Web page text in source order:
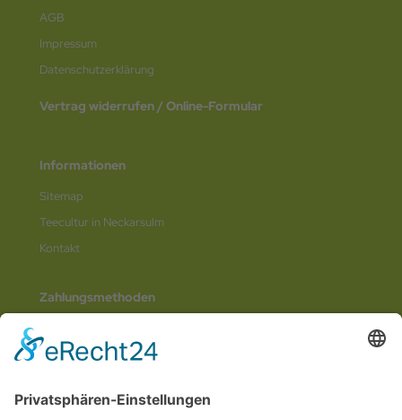
AGB
Impressum
Datenschutz­erklärung
Vertrag widerrufen / Online-Formular
Informationen
Sitemap
Teecultur in Neckarsulm
Kontakt
Zahlungsmethoden
Social Media